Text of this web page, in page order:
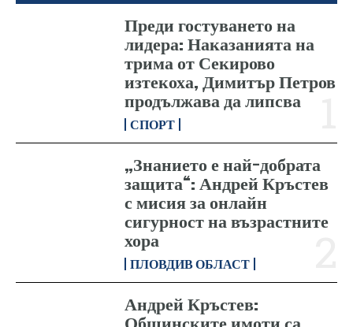
Преди гостуването на
лидера: Наказанията на
трима от Секирово
изтекоха, Димитър Петров
продължава да липсва
СПОРТ
„Знанието е най-добрата
защита“: Андрей Кръстев
с мисия за онлайн
сигурност на възрастните
хора
ПЛОВДИВ ОБЛАСТ
Андрей Кръстев:
Общинските имоти са